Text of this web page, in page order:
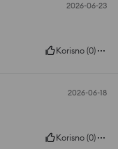
2026-06-23
Korisno (0)
2026-06-18
Korisno (0)